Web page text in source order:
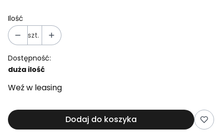
Ilość
szt.
Dostępność:
duża ilość
Weź w leasing
Dodaj do koszyka